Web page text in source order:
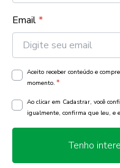
Email*
Aceito receber conteúdo e
momento. *
Ao clicar em Cadastrar, você
igualmente, confirma que leu, e
Tenho